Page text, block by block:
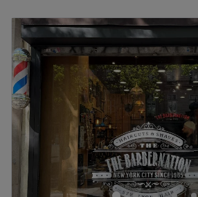
Mardi
Mercredi
Jeudi
Vendredi
Dimanche
Le Barbier de Montmartre est un
situé dans le 18ᵉ arrondissement de
l'authentique quartier Montmartre.
cadre chaleureux et bonne humeur